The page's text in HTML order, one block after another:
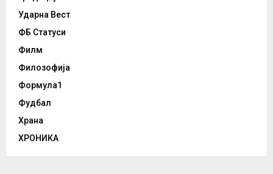
Ударна Вест
ФБ Статуси
Филм
Филозофија
Формула1
Фудбал
Храна
ХРОНИКА